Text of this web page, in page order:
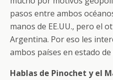
pasos entre ambos
manos de EE.UU., pero el
Argentina. Por eso les
ambos países en estado
Hablas de Pinochet y el